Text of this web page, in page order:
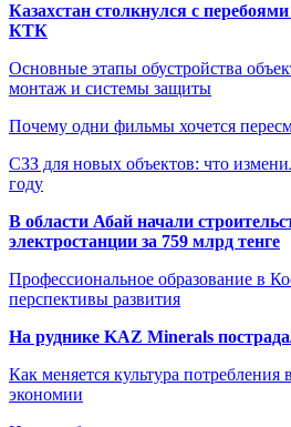
Казахстан столкнулся с
КТК
Основные этапы обустройства
монтаж и системы защиты
Почему одни фильмы хочется
СЗЗ для новых объектов: что
году
В области Абай начали
электростанции за 759 млрд тенге
Профессиональное образование в
перспективы развития
На руднике KAZ Minerals
Как меняется культура потребления
экономии